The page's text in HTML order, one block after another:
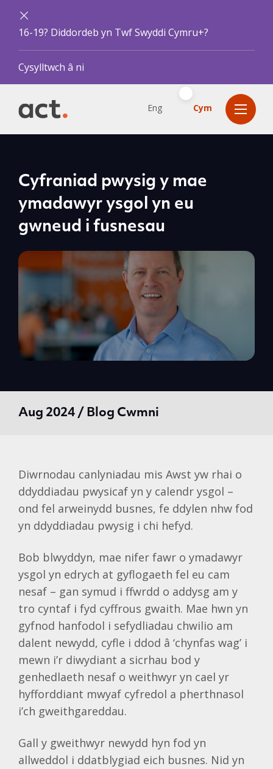
16-19? Diddordeb yn Twf Swyddi Cymru+?
Cysylltwch â ni
Eng Cym
Cyfraniad pwysig y mae
ymadawyr ysgol yn eu
gwneud i fusnesau
Aug 2024 / Blog Cwmni
Diwrnodau canlyniadau mis Awst yw rhai o
ddyddiadau pwysicaf yn y calendr ysgol –
ond fel arweinydd busnes, fe ddylen nhw fod
yn ddyddiadau pwysig i chi hefyd.
Bob blwyddyn, mae nifer fawr o ymadawyr
ysgol yn edrych at gyflogaeth fel eu cam
nesaf – gan symud i ffwrdd o addysg am y
tro cyntaf i fyd cyffrous gwaith. Mae hwn yn
gyfnod hanfodol i sefydliadau chwilio am
dalent newydd, cyfle i ddod â ‘chynfas wag’ i
mewn i’r diwydiant a sicrhau bod y
genhedlaeth nesaf o weithwyr yn cael yr
hyfforddiant mwyaf cyfredol a pherthnasol
i’ch gweithgareddau.
Gall y gweithwyr newydd hyn fod yn
allweddol i ddatblygiad eich busnes. Nid yn